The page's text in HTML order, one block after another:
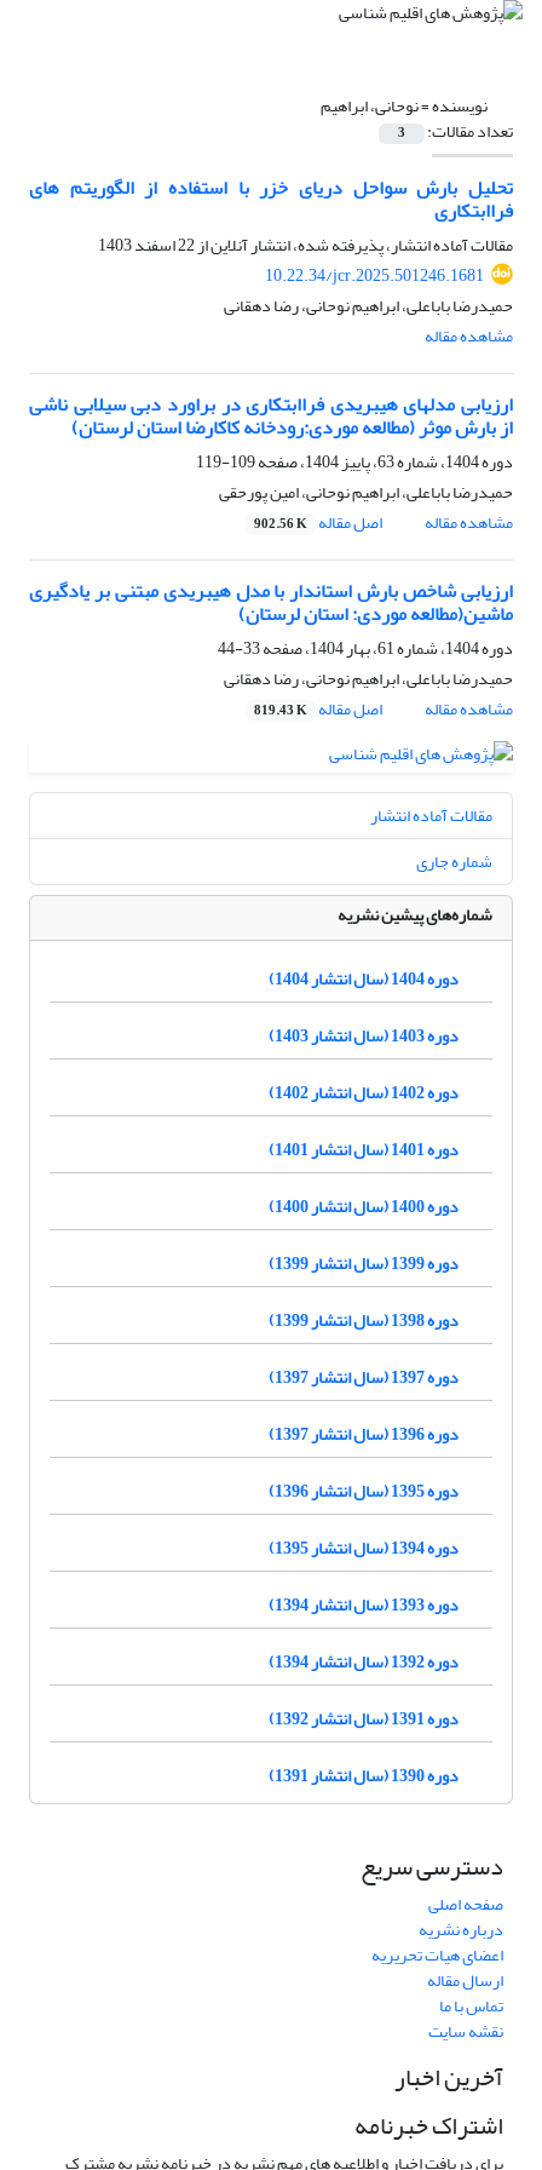
نویسنده =نوحانی، ابراهیم
تعداد مقالات: 3
تحلیل بارش سواحل دریای خزر با استفاده از الگوریتم های
فراابتکاری
مقالات آماده انتشار، پذیرفته شده، انتشار آنلاین از22 اسفند 1403
10.22.34/jcr.2025.501246.1681
حمیدرضا باباعلی، ابراهیم نوحانی، رضا دهقانی
مشاهده مقاله
ارزیابی مدلهای هیبریدی فراابتکاری در براورد دبی سیلابی ناشی
از بارش موثر (مطالعه موردی:رودخانه کاکارضا استان لرستان)
دوره 1404، شماره 63، پاییز 1404، صفحه
109-119
حمیدرضا باباعلی، ابراهیم نوحانی، امین پورحقی
مشاهده مقاله
اصل مقاله 902.56 K
ارزیابی شاخص بارش استاندار با مدل هیبریدی مبتنی بر یادگیری
ماشین(مطالعه موردی: استان لرستان)
دوره 1404، شماره 61، بهار 1404، صفحه
33-44
حمیدرضا باباعلی، ابراهیم نوحانی، رضا دهقانی
مشاهده مقاله
اصل مقاله 819.43 K
مقالات آماده انتشار
شماره جاری
شماره‌های پیشین نشریه
دوره 1404 (سال انتشار 1404)
دوره 1403 (سال انتشار 1403)
دوره 1402 (سال انتشار 1402)
دوره 1401 (سال انتشار 1401)
دوره 1400 (سال انتشار 1400)
دوره 1399 (سال انتشار 1399)
دوره 1398 (سال انتشار 1399)
دوره 1397 (سال انتشار 1397)
دوره 1396 (سال انتشار 1397)
دوره 1395 (سال انتشار 1396)
دوره 1394 (سال انتشار 1395)
دوره 1393 (سال انتشار 1394)
دوره 1392 (سال انتشار 1394)
دوره 1391 (سال انتشار 1392)
دوره 1390 (سال انتشار 1391)
دسترسی سریع
صفحه اصلی
درباره نشریه
اعضای هیات تحریریه
ارسال مقاله
تماس با ما
نقشه سایت
آخرین اخبار
اشتراک خبرنامه
برای دریافت اخبار و اطلاعیه های مهم نشریه در خبرنامه نشریه مشترک